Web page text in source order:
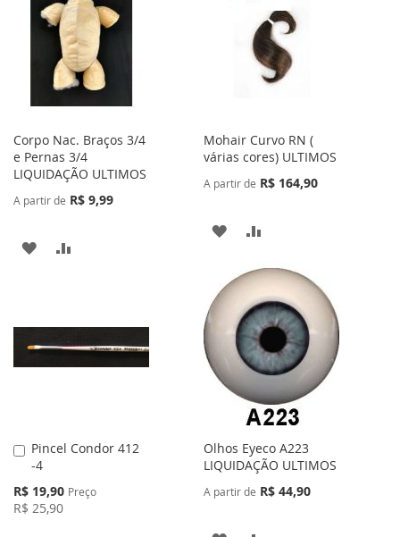
DE
DESEJOS
DESEJOS
Corpo Nac. Braços 3/4
e Pernas 3/4
LIQUIDAÇÃO ULTIMOS
A partir de R$ 9,99
ADICIONAR
DESEJOS
Mohair Curvo RN (
várias cores) ULTIMOS
A partir de R$ 164,90
ADICIONAR
LISTA
DE
DESEJOS
COMPARAR
Pincel Condor 412
-4
Preço
Especial
R$ 19,90 Preço
R$ 25,90
Adicionar
ao
Carrinho
Olhos Eyeco A223
LIQUIDAÇÃO ULTIMOS
A partir de R$ 44,90